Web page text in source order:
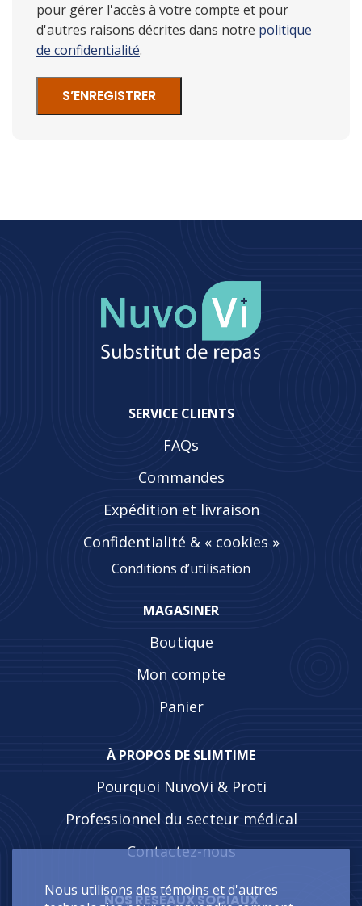
pour gérer l'accès à votre compte et pour
d'autres raisons décrites dans notre politique
de confidentialité.
S’ENREGISTRER
SERVICE CLIENTS
FAQs
Commandes
Expédition et livraison
Confidentialité & « cookies »
Conditions d’utilisation
MAGASINER
Boutique
Mon compte
Panier
À PROPOS DE SLIMTIME
Pourquoi NuvoVi & Proti
Professionnel du secteur médical
Contactez-nous
NOS RÉSEAUX SOCIAUX
Nous utilisons des témoins et d'autres